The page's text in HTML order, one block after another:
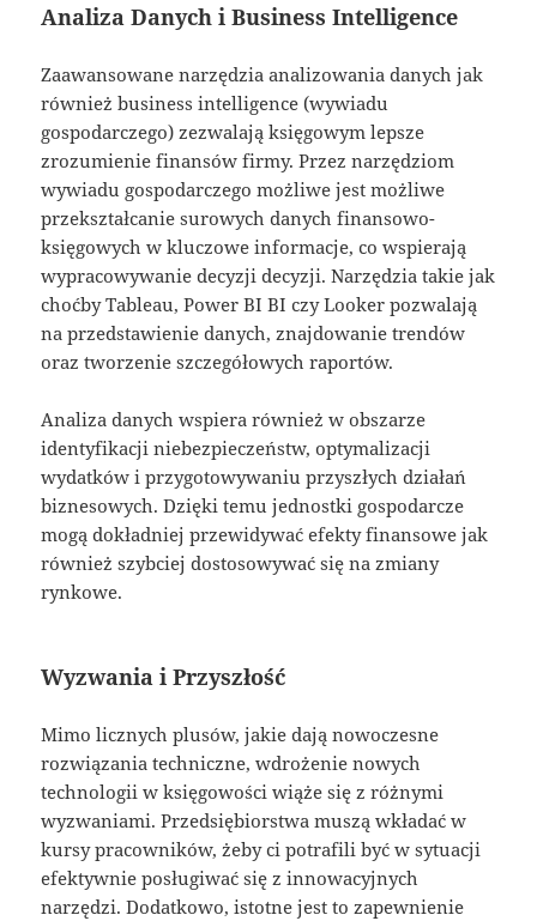
Analiza Danych i Business Intelligence
Zaawansowane narzędzia analizowania danych jak
również business intelligence (wywiadu
gospodarczego) zezwalają księgowym lepsze
zrozumienie finansów firmy. Przez narzędziom
wywiadu gospodarczego możliwe jest możliwe
przekształcanie surowych danych finansowo-
księgowych w kluczowe informacje, co wspierają
wypracowywanie decyzji decyzji. Narzędzia takie jak
choćby Tableau, Power BI BI czy Looker pozwalają
na przedstawienie danych, znajdowanie trendów
oraz tworzenie szczegółowych raportów.
Analiza danych wspiera również w obszarze
identyfikacji niebezpieczeństw, optymalizacji
wydatków i przygotowywaniu przyszłych działań
biznesowych. Dzięki temu jednostki gospodarcze
mogą dokładniej przewidywać efekty finansowe jak
również szybciej dostosowywać się na zmiany
rynkowe.
Wyzwania i Przyszłość
Mimo licznych plusów, jakie dają nowoczesne
rozwiązania techniczne, wdrożenie nowych
technologii w księgowości wiąże się z różnymi
wyzwaniami. Przedsiębiorstwa muszą wkładać w
kursy pracowników, żeby ci potrafili być w sytuacji
efektywnie posługiwać się z innowacyjnych
narzędzi. Dodatkowo, istotne jest to zapewnienie